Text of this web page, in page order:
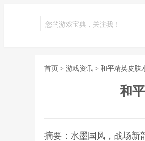
您的游戏宝典，关注我！
首页 > 游戏资讯 > 和平精英皮肤
和
摘要：水墨国风，战场新